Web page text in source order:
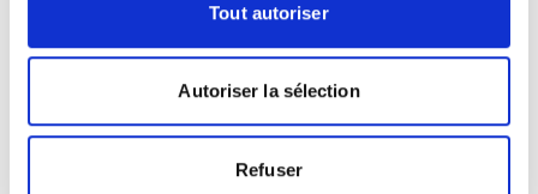
Tout autoriser
Autoriser la sélection
Refuser